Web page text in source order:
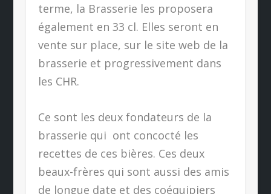
terme, la Brasserie les proposera
également en 33 cl. Elles seront en
vente sur place, sur le site web de la
brasserie et progressivement dans
les CHR.
Ce sont les deux fondateurs de la
brasserie qui ont concocté les
recettes de ces bières. Ces deux
beaux-frères qui sont aussi des amis
de longue date et des coéquipiers